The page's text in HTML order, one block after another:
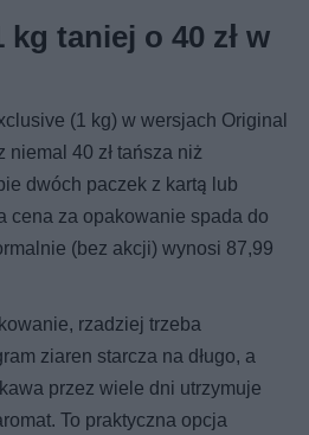
kg taniej o 40 zł w
(1 kg) w wersjach Original
niemal 40 zł tańsza niż
dwóch paczek z kartą lub
cena za opakowanie spada do
(bez akcji) wynosi 87,99
rzadziej trzeba
ziaren starcza na długo, a
przez wiele dni utrzymuje
To praktyczna opcja